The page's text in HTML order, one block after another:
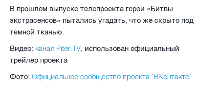
В прошлом выпуске телепроекта герои «Битвы
экстрасенсов» пытались угадать, что же скрыто под
темной тканью.
Видео: канал Piter.TV, использован официальный
трейлер проекта
Фото: Официальное сообщество проекта "ВКонтакте"